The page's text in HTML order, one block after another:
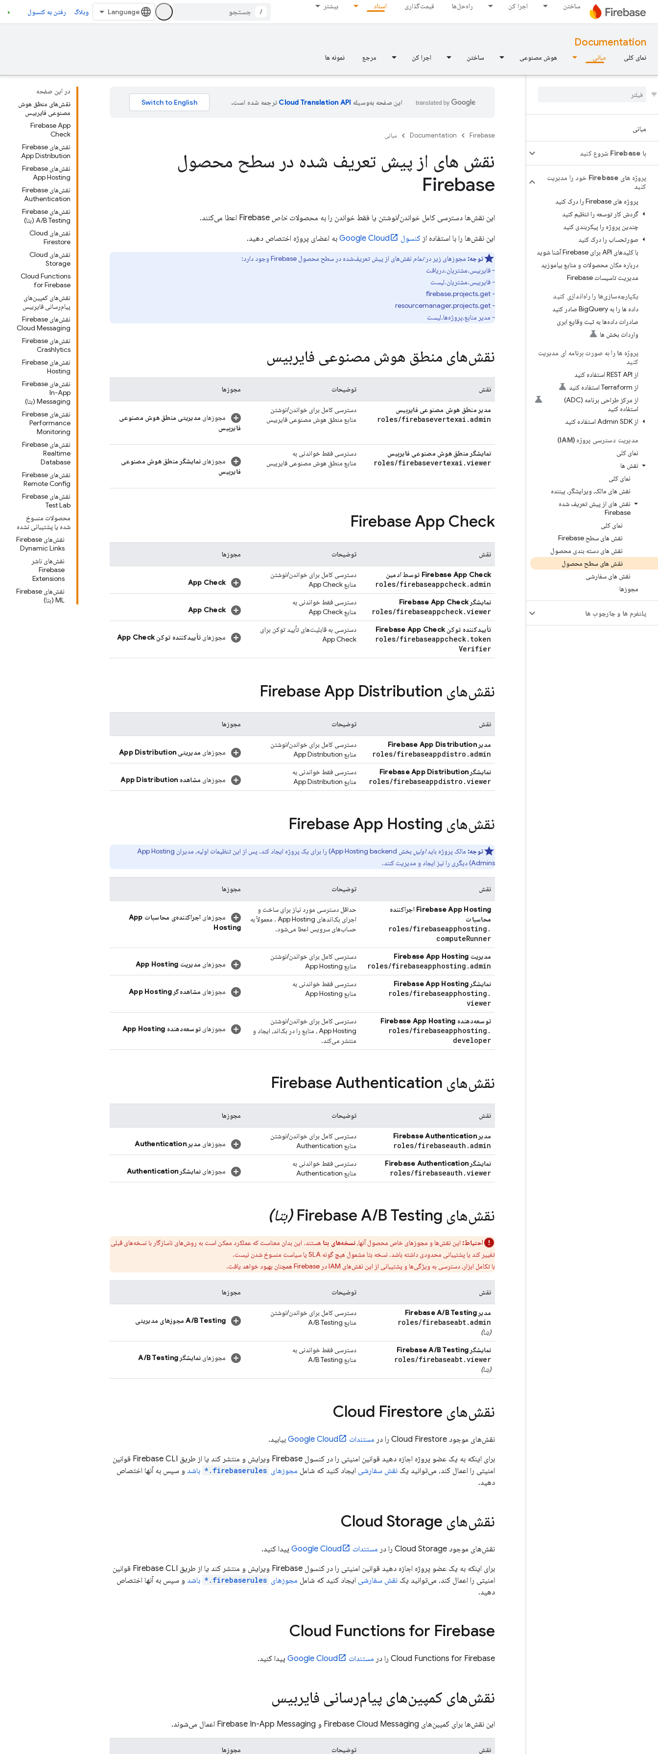
ساختن اجرا کن راه‌حل‌ها قیمت‌گذاری اسناد بیشتر
/ وبلاگ رفتن به کنسول
Documentation
نمای کلی مبانی هوش مصنوعی ساختن اجرا کن مرجع نمونه ها
مبانی
با Firebase شروع کنید
پروژه های Firebase خود را مدیریت
کنید
پروژه های Firebase را درک کنید
گردش کار توسعه را تنظیم کنید
چندین پروژه را پیکربندی کنید
صورتحساب را درک کنید
با کلیدهای API برای Firebase آشنا شوید
درباره مکان محصولات و منابع بیاموزید
مدیریت تاسیسات Firebase
یکپارچه‌سازی‌ها را راه‌اندازی کنید
داده ها را به Big Query صادر کنید
صادرات داده‌ها به ثبت وقایع ابری
واردات بخش ها
پروژه ها را به صورت برنامه ای مدیریت
کنید
از REST API استفاده کنید
از Terraform استفاده کنید
از مرکز طراحی برنامه (ADC)
استفاده کنید
از Admin SDK استفاده کنید
مدیریت دسترسی پروژه (IAM)
نمای کلی
نقش ها
نمای کلی
نقش های مالک، ویرایشگر، بیننده
نقش های از پیش تعریف شده
Firebase
نمای کلی
نقش های سطح Firebase
نقش های دسته بندی محصول
نقش های سطح محصول
نقش های سفارشی
مجوزها
پلتفرم ها و چارچوب ها
در این صفحه
نقش‌های منطق هوش
مصنوعی فایربیس
Firebase App
Check
نقش‌های Firebase
App Distribution
نقش‌های Firebase
App Hosting
نقش‌های Firebase
Authentication
نقش‌های Firebase
A/B Testing (بتا)
نقش‌های Cloud
Firestore
نقش‌های Cloud
Storage
Cloud Functions
for Firebase
نقش‌های کمپین‌های
پیام‌رسانی فایربیس
نقش‌های Firebase
Cloud Messaging
نقش‌های Firebase
Crashlytics
نقش‌های Firebase
Hosting
نقش‌های Firebase
In-App
Messaging (بتا)
نقش‌های Firebase
Performance
Monitoring
نقش‌های Firebase
Realtime
Database
نقش‌های Firebase
Remote Config
نقش‌های Firebase
Test Lab
محصولات منسوخ
شده یا پشتیبانی نشده
نقش‌های Firebase
Dynamic Links
نقش‌های ناشر
Firebase
Extensions
نقش‌های Firebase
ML (بتا)
این صفحه به‌وسیله ترجمه شده است.
Firebase
Documentation مبانی
نقش های از پیش تعریف شده در سطح محصول
Firebase
این نقش‌ها دسترسی کامل خواندن/نوشتن یا فقط خواندن را به محصولات خاص
این نقش‌ها را با استفاده از کنسول Google Cloud به اعضای پروژه اختصاص دهید.
توجه: مجوزهای زیر درتمام نقش‌های از پیش تعریف‌شده در سطح محصول Firebase وجود دارد:
- فایربیس.مشتریان.دریافت
- فایربیس.مشتریان.لیست
- firebase.projects.get
- resourcemanager.projects.get
- مدیر منابع.پروژه‌ها.لیست
نقش‌های منطق هوش مصنوعی فایربیس
نقش توضیحات مجوزها
مدیر منطق هوش مصنوعی فایربیس
roles/firebasevertexai .admin
دسترسی کامل برای خواندن/نوشتن
منابع منطق هوش مصنوعی فایربیس مجوزهای مدیریتی منطق هوش مصنوعی
فایربیس
نمایشگر منطق هوش مصنوعی فایربیس
roles/firebasevertexai .viewer
دسترسی فقط خواندنی به
منابع منطق هوش مصنوعی فایربیس مجوزهای نمایشگر منطق هوش مصنوعی
فایربیس
Firebase App Check
نقش توضیحات مجوزها
Firebase App Check توسط ادمین
roles/firebaseappcheck.admin
دسترسی کامل برای خواندن/نوشتن
منابعApp Check
App Check
نمایشگر Firebase App Check
roles/firebaseappcheck.viewer
دسترسی فقط خواندنی به
منابعApp Check
App Check
تأییدکننده توکن Firebase App Check
roles/firebaseappcheck. token
Verifier
دسترسی به قابلیت‌های تأیید توکن برای
App Check
مجوزهای تأییدکننده توکن App Check
نقش‌های Firebase App Distribution
نقش توضیحات مجوزها
مدیرFirebase App Distribution
roles/firebaseappdistro .admin
دسترسی کامل برای خواندن/نوشتن
منابع App Distribution مجوزهای مدیریتی App Distribution
نمایشگر Firebase App Distribution
roles/firebaseappdistro .viewer
دسترسی فقط خواندنی به
منابع App Distribution مجوزهای مشاهده App Distribution
نقش‌های Firebase App Hosting
توجه: مالک پروژه بایداولین بخش App Hosting backend) را برای یک پروژه ایجاد کند. پس از این تنظیمات اولیه، مدیران
App Hosting
Admins) دیگری را نیز ایجاد و مدیریت کنند.
نقش توضیحات مجوزها
Firebase App Hosting اجراکننده
محاسبات
roles/firebaseapphosting .
computeRunner
حداقل دسترسی مورد نیاز برای ساخت و
اجرای بک‌اندهای App Hosting . معمولاً به
حساب‌های سرویس اعطا می‌شود.
مجوزهای اجراکننده‌ی محاسبات App
Hosting
مدیریت Firebase App Hosting
roles/firebaseapphosting .admin
دسترسی کامل برای خواندن/نوشتن
منابع App Hosting مجوزهای مدیریت App Hosting
نمایشگر Firebase App Hosting
roles/firebaseapphosting .
viewer
دسترسی فقط خواندنی به
منابع App Hosting مجوزهای مشاهده‌گرApp Hosting
توسعه‌دهنده Firebase App Hosting
roles/firebaseapphosting .
developer
دسترسی کامل برای خواندن/نوشتن
App Hosting، منابع را در بک‌اند، ایجاد و
منتشر می‌کند.
مجوزهای توسعه‌دهنده App Hosting
نقش‌های Firebase Authentication
نقش توضیحات مجوزها
مدیرFirebase Authentication
roles/firebaseauth .admin
دسترسی کامل برای خواندن/نوشتن
منابع Authentication مجوزهای مدیرAuthentication
نمایشگر Firebase Authentication
roles/firebaseauth .viewer
دسترسی فقط خواندنی به
منابع Authentication مجوزهای نمایشگر Authentication
نقش‌های Firebase A/B Testing (بتا)
احتیاط: این نقش‌ها و مجوزهای خاص محصول آنها، نسخه‌های بتا هستند. این بدان معناست که عملکرد ممکن است به روش‌های ناسازگار با نسخه‌های قبلی
تغییر کند یا پشتیبانی محدودی داشته باشد. نسخه بتا مشمول هیچ گونه SLA یا سیاست منسوخ شدن نیست.
با تکامل ابزار، دسترسی به ویژگی‌ها و پشتیبانی از این نقش‌های IAM در Firebase همچنان بهبود خواهد یافت.
نقش توضیحات مجوزها
مدیرFirebase A/B Testing
roles/firebaseabt.admin
(بتا)
دسترسی کامل برای خواندن/نوشتن
منابع A/B Testing
A/B Testingمجوزهای مدیریتی
نمایشگر Firebase A/B Testing
roles/firebaseabt.viewer
(بتا)
دسترسی فقط خواندنی به
منابع A/B Testing مجوزهای نمایشگر A/B Testing
نقش‌های Cloud Firestore
نقش‌های موجود Cloud Firestore را در مستندات Google Cloud بیابید.
برای اینکه به یک عضو پروژه اجازه دهید قوانین امنیتی را در کنسول Firebase ویرایش و منتشر کند یا از طریق Firebase CLI قوانین
امنیتی را اعمال کند، می‌توانید یک نقش سفارشی ایجاد کنید که شامل مجوزهای firebaserules.* باشد و سپس به آنها اختصاص
دهید.
نقش‌های Cloud Storage
نقش‌های موجود Cloud Storage را در مستندات Google Cloud پیدا کنید.
برای اینکه به یک عضو پروژه اجازه دهید قوانین امنیتی را در کنسول Firebase ویرایش و منتشر کند یا از طریق Firebase CLI قوانین
امنیتی را اعمال کند، می‌توانید یک نقش سفارشی ایجاد کنید که شامل مجوزهای firebaserules.* باشد و سپس به آنها اختصاص
دهید.
Cloud Functions for Firebase
Cloud Functions for Firebase را در مستندات Google Cloud پیدا کنید.
نقش‌های کمپین‌های پیام‌رسانی فایربیس
این نقش‌ها برای کمپین‌های Firebase Cloud Messaging و Firebase In-App Messaging اعمال می‌شوند.
نقش توضیحات مجوزها